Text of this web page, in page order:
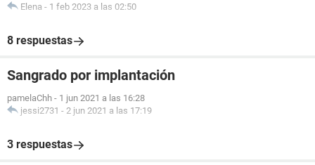
Elena - 1 feb 2023 a las 02:50
8 respuestas
Sangrado por implantación
pamelaChh - 1 jun 2021 a las 16:28
jessi2731 - 2 jun 2021 a las 17:19
3 respuestas